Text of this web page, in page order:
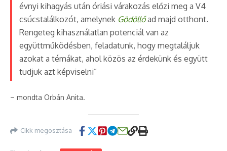
évnyi kihagyás után óriási várakozás előzi meg a V4
csúcstalálkozót, amelynek Gödöllőad majd otthont.
Rengeteg kihasználatlan potenciál van az
együttműködésben, feladatunk, hogy megtaláljuk
azokat a témákat, ahol közös az érdekünk és együtt
tudjuk azt képviselni”
– mondta Orbán Anita.
Cikk megosztása